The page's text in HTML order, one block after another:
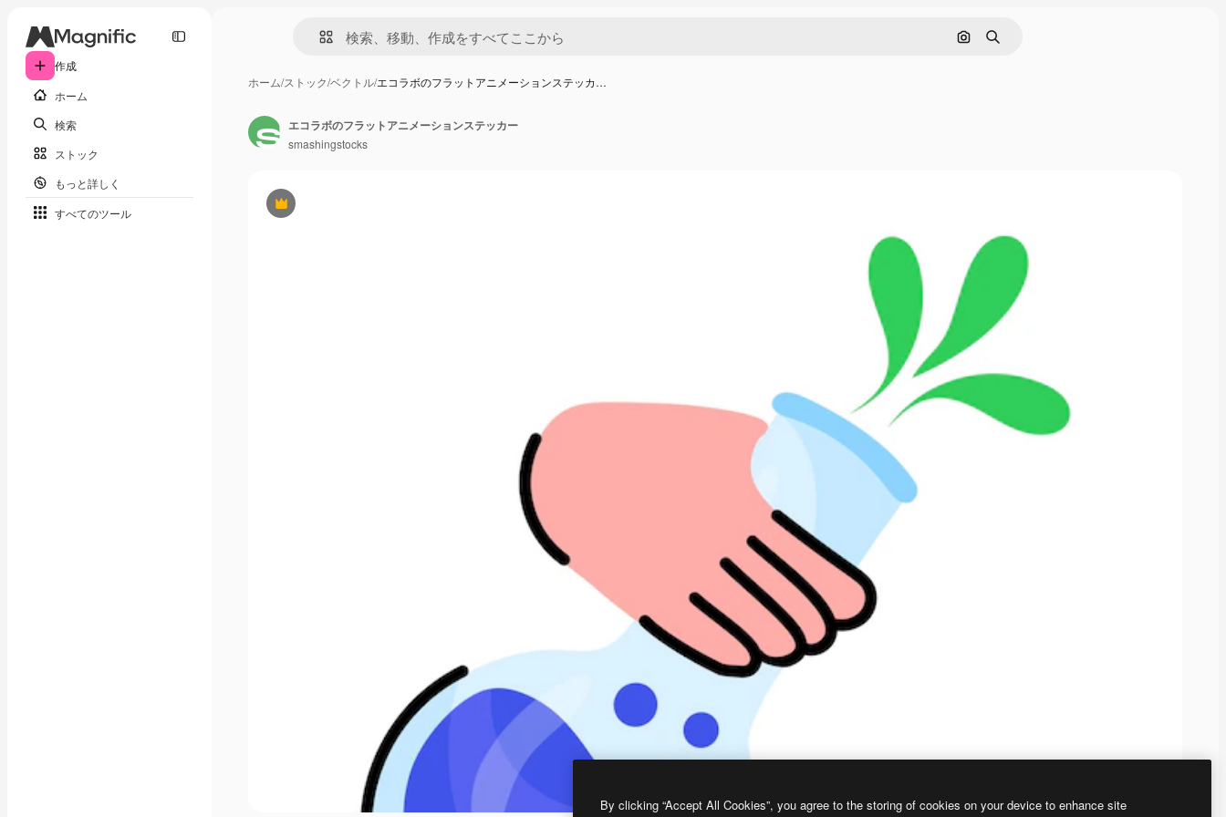
作成
ホーム
検索
ストック
もっと詳しく
すべてのツール
画像で検索
検索
ホーム/ストック/ベクトル/エコラボのフラットアニメーションステッカ…
Premium
エコラボのフラットアニメーションステッカー
smashingstocks
By clicking “Accept All Cookies”, you agree to the storing of cookies on your device to enhance site